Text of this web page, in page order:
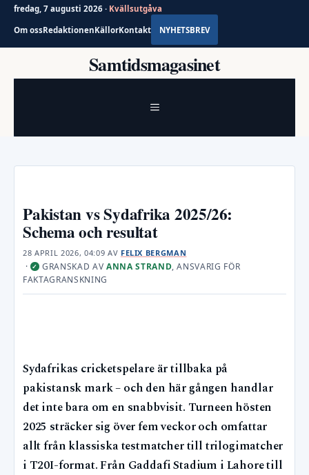
fredag, 7 augusti 2026 · Kvällsutgåva
Om ossRedaktionenKällorKontakt NYHETSBREV
Samtidsmagasinet
MENY
Pakistan vs Sydafrika 2025/26:
Schema och resultat
28 APRIL 2026, 04:09 AV FELIX BERGMAN
· ✓ GRANSKAD AV ANNA STRAND, ANSVARIG FÖR
FAKTAGRANSKNING
Sydafrikas cricketspelare är tillbaka på
pakistansk mark – och den här gången handlar
det inte bara om en snabbvisit. Turneen hösten
2025 sträcker sig över fem veckor och omfattar
allt från klassiska testmatcher till trilogimatcher
i T20I-format. Från Gaddafi Stadium i Lahore till